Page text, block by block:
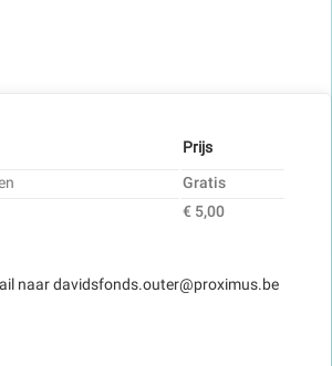
Prijs
Gratis
€ 5,00
naar davidsfonds.outer@proximus.be